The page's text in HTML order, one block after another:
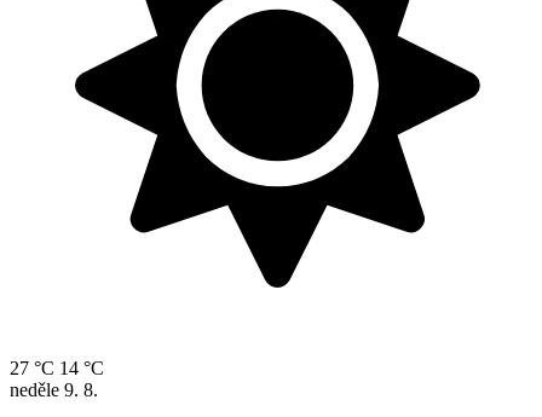
27 °C 14 °C
neděle 9. 8.